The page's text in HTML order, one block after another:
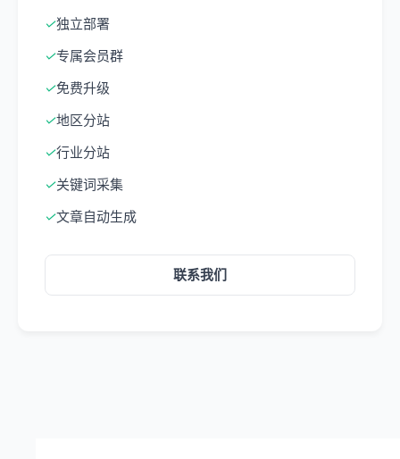
✓独立部署
✓专属会员群
✓免费升级
✓地区分站
✓行业分站
✓关键词采集
✓文章自动生成
联系我们